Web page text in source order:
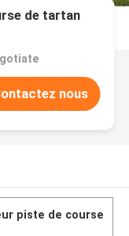
de tartan
nous
piste de course